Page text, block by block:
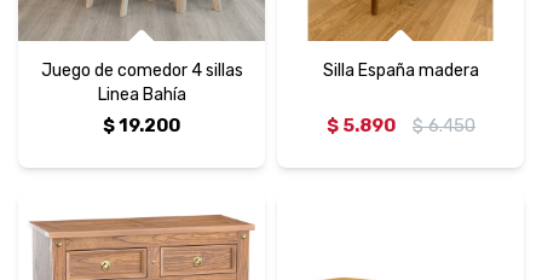
Juego de comedor 4 sillas
Linea Bahía
$19.200
Silla España madera
$ 5.890 $ 6.450